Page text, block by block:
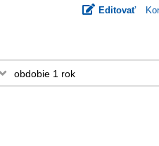
Editovať